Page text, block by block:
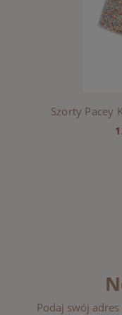
Szorty Pacey
Podaj swój